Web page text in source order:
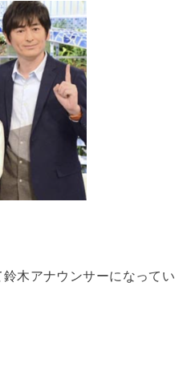
木アナウンサーになってい